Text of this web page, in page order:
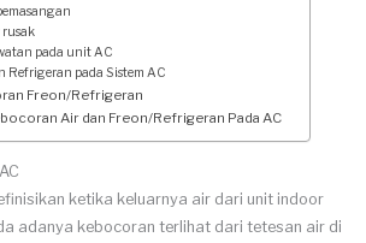
rusak
pada unit AC
Refrigeran pada Sistem AC
Freon/Refrigeran
Air dan Freon/Refrigeran Pada AC
ketika keluarnya air dari unit indoor
adanya kebocoran terlihat dari tetesan air di